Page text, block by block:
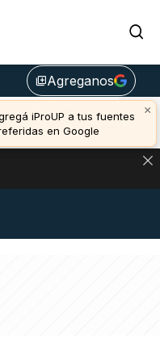
library_addAgreganos
×
iProUP a tus fuentes
en Google
Bitcoin (-0,21%)
u$s 64.382,00
LOS PRECIOS DE